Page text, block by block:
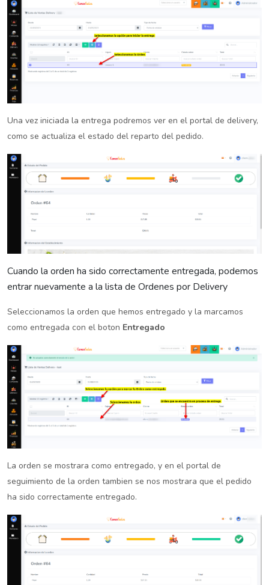
Una vez iniciada la entrega podremos ver en el portal de delivery,
como se actualiza el estado del reparto del pedido.
Cuando la orden ha sido correctamente entregada, podemos
entrar nuevamente a la lista de Ordenes por Delivery
Seleccionamos la orden que hemos entregado y la marcamos
como entregada con el boton Entregado
La orden se mostrara como entregado, y en el portal de
seguimiento de la orden tambien se nos mostrara que el pedido
ha sido correctamente entregado.